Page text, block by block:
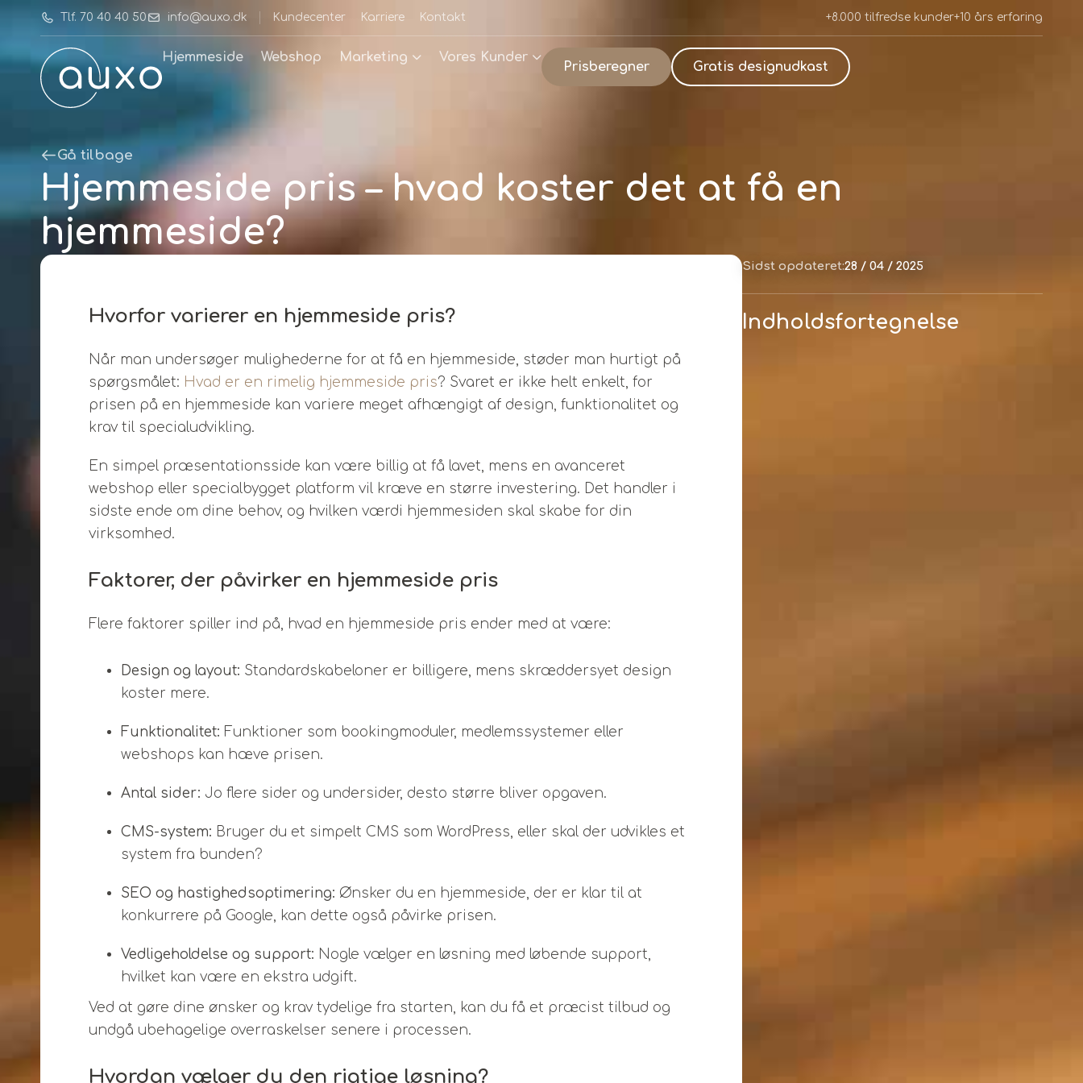
Tlf. 70 40 40 50 info@auxo.dk Kundecenter Karriere Kontakt +8.000 tilfredse kunder+10 års erfaring
Hjemmeside Webshop Marketing Vores Kunder
Prisberegner Gratis designudkast
Gå tilbage
Hjemmeside pris – hvad koster det at få en
hjemmeside?
Hvorfor varierer en hjemmeside pris?
Når man undersøger mulighederne for at få en hjemmeside, støder man hurtigt på
spørgsmålet: Hvad er en rimelig hjemmeside pris? Svaret er ikke helt enkelt, for
prisen på en hjemmeside kan variere meget afhængigt af design, funktionalitet og
krav til specialudvikling.
En simpel præsentationsside kan være billig at få lavet, mens en avanceret
webshop eller specialbygget platform vil kræve en større investering. Det handler i
sidste ende om dine behov, og hvilken værdi hjemmesiden skal skabe for din
virksomhed.
Faktorer, der påvirker en hjemmeside pris
Flere faktorer spiller ind på, hvad en hjemmeside pris ender med at være:
Design og layout: Standardskabeloner er billigere, mens skræddersyet design
koster mere.
Funktionalitet: Funktioner som bookingmoduler, medlemssystemer eller
webshops kan hæve prisen.
Antal sider: Jo flere sider og undersider, desto større bliver opgaven.
CMS-system: Bruger du et simpelt CMS som WordPress, eller skal der udvikles et
system fra bunden?
SEO og hastighedsoptimering: Ønsker du en hjemmeside, der er klar til at
konkurrere på Google, kan dette også påvirke prisen.
Vedligeholdelse og support: Nogle vælger en løsning med løbende support,
hvilket kan være en ekstra udgift.
Ved at gøre dine ønsker og krav tydelige fra starten, kan du få et præcist tilbud og
undgå ubehagelige overraskelser senere i processen.
Hvordan vælger du den rigtige løsning?
Sidst opdateret:28 / 04 / 2025
Indholdsfortegnelse